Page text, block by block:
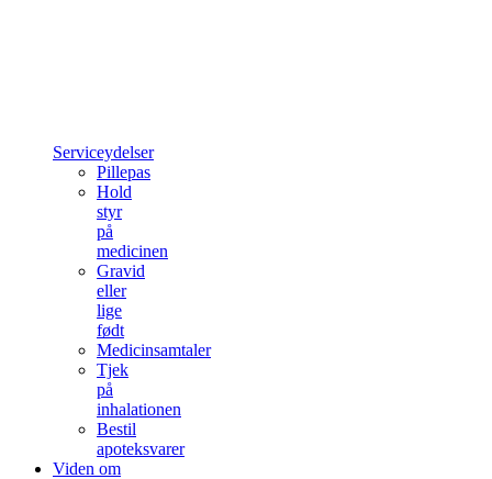
Serviceydelser
Pillepas
Hold
styr
på
medicinen
Gravid
eller
lige
født
Medicinsamtaler
Tjek
på
inhalationen
Bestil
apoteksvarer
Viden om